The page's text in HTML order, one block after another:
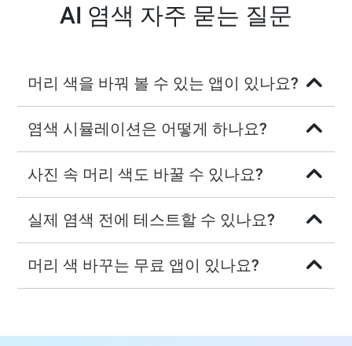
AI 염색 자주 묻는 질문
머리 색을 바꿔 볼 수 있는 앱이 있나요?
염색 시뮬레이션은 어떻게 하나요?
사진 속 머리 색도 바꿀 수 있나요?
실제 염색 전에 테스트할 수 있나요?
머리 색 바꾸는 무료 앱이 있나요?